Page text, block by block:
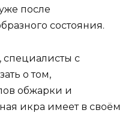
после
состояния.
с
о том,
обжарки и
икра имеет в своём